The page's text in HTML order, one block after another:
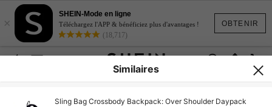
OBTENIR
×
SHEIN-Mode en ligne
Téléchargez l'APP & bénéficiez plus d'avantages !
(18,717)
Similaires
Sling Bag Crossbody Backpack: Over Shoulder Daypack